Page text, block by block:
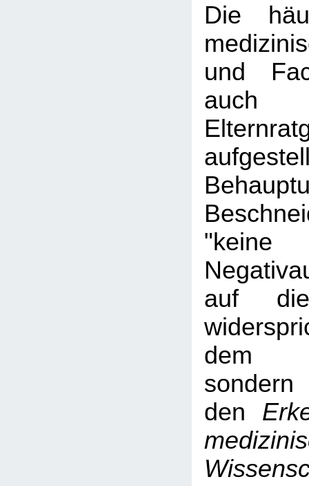
Die
und
auch
"keine
auf die
dem
den